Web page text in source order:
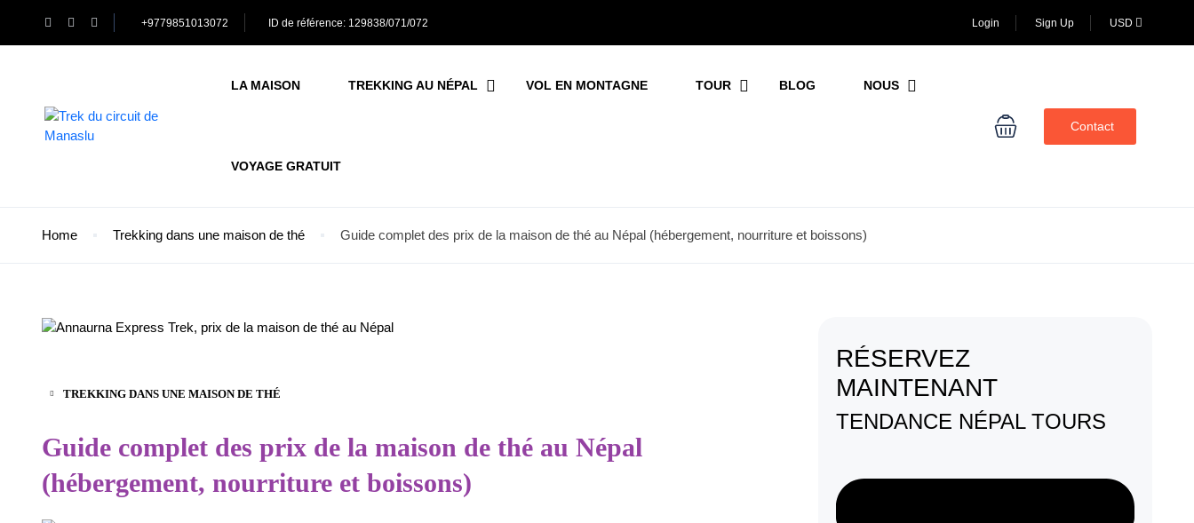
+9779851013072 ID de référence: 129838/071/072 Login Sign Up USD
LA MAISON TREKKING AU NÉPAL VOL EN MONTAGNE TOUR BLOG NOUS
VOYAGE GRATUIT
Contact
Home Trekking dans une maison de thé Guide complet des prix de la maison de thé au Népal (hébergement, nourriture et boissons)
TREKKING DANS UNE MAISON DE THÉ
Guide complet des prix de la maison de thé au Népal
(hébergement, nourriture et boissons)
RÉSERVEZ
MAINTENANT
TENDANCE NÉPAL TOURS